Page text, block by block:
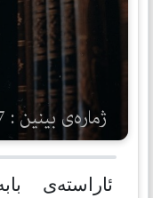
ژمارەی بینین : 1057
ئاراستەی